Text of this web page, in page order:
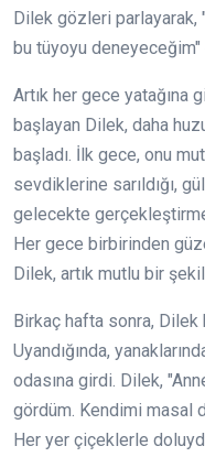
Dilek gözleri parlayarak,
bu tüyoyu deneyeceğim"
Artık her gece yatağına
başlayan Dilek, daha
başladı. İlk gece, onu
sevdiklerine sarıldığı,
gelecekte
Her gece birbirinden
Dilek, artık mutlu bir
Birkaç hafta sonra, Dilek
Uyandığında,
odasına girdi. Dilek,
gördüm. Kendimi masal
Her yer çiçeklerle